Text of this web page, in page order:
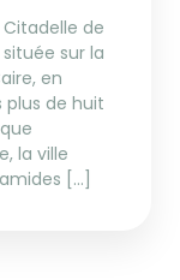
de
sur la
en
plus de huit
la ville
[…]